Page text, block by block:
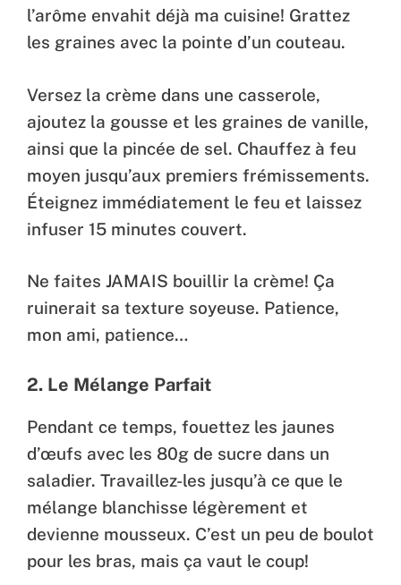
l’arôme envahit déjà ma cuisine! Grattez
les graines avec la pointe d’un couteau.
Versez la crème dans une casserole,
ajoutez la gousse et les graines de vanille,
ainsi que la pincée de sel. Chauffez à feu
moyen jusqu’aux premiers frémissements.
Éteignez immédiatement le feu et laissez
infuser 15 minutes couvert.
Ne faites JAMAIS bouillir la crème! Ça
ruinerait sa texture soyeuse. Patience,
mon ami, patience…
2. Le Mélange Parfait
Pendant ce temps, fouettez les jaunes
d’œufs avec les 80g de sucre dans un
saladier. Travaillez-les jusqu’à ce que le
mélange blanchisse légèrement et
devienne mousseux. C’est un peu de boulot
pour les bras, mais ça vaut le coup!